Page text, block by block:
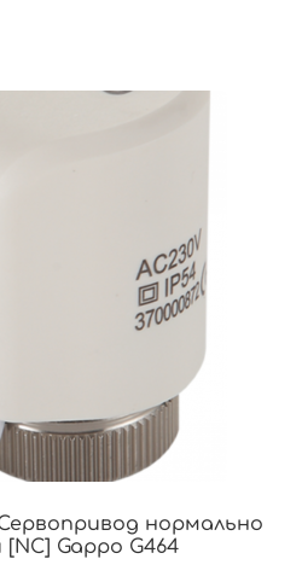
нормально
Gappo G464